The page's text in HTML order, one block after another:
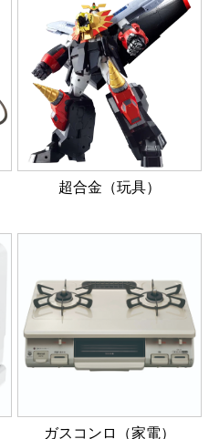
超合金（玩具）
ガスコンロ（家電）